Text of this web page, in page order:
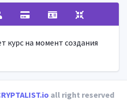
курс на момент создания
all right reserved